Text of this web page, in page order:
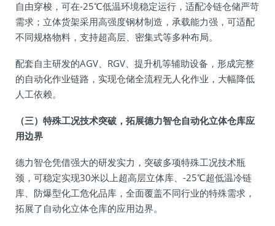
自由穿梭，可在-25℃低温环境稳定运行，适配冷链仓储严苛
需求；立体货架采用高强度钢材制造，承载能力强，可适配
不同规格物料，支持超高层、密集式等多种布局。
配套自主研发的AGV、RGV、提升机等辅助设备，形成完整
的自动化作业链路，实现仓储全流程无人化作业，大幅降低
人工依赖。
（三）特殊工况技术突破，拓展德力智仓自动化立体仓库应
用边界
德力智仓凭借强大的研发实力，突破多项特殊工况技术瓶
颈，可稳定实现30米以上超高层立体库、-25℃超低温冷链
库、防爆型化工危化品库，全面覆盖不同行业的特殊需求，
拓展了自动化立体仓库的应用边界。